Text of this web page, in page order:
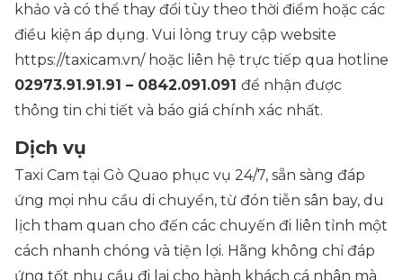
khảo và có thể thay đổi tùy theo thời điểm hoặc các
điều kiện áp dụng. Vui lòng truy cập website
https://taxicam.vn/ hoặc liên hệ trực tiếp qua hotline
02973.91.91.91 – 0842.091.091 để nhận được
thông tin chi tiết và báo giá chính xác nhất.
Dịch vụ
Taxi Cam tại Gò Quao phục vụ 24/7, sẵn sàng đáp
ứng mọi nhu cầu di chuyển, từ đón tiễn sân bay, du
lịch tham quan cho đến các chuyến đi liên tỉnh một
cách nhanh chóng và tiện lợi. Hãng không chỉ đáp
ứng tốt nhu cầu đi lại cho hành khách cá nhân mà